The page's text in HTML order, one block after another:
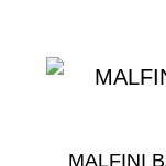
MALFINI